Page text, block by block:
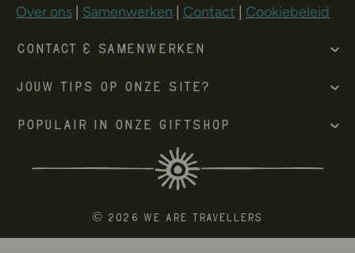
Over ons | Samenwerken | Contact | Cookiebeleid
Contact & Samenwerken
Jouw tips op onze site?
Populair in onze giftshop
© 2026 We Are Travellers